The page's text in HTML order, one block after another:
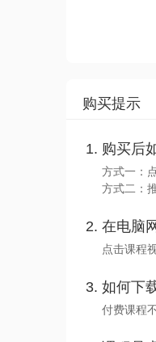
购买提示
购买后
方式一：
方式二：
在电脑
点击课程
如何下
付费课程